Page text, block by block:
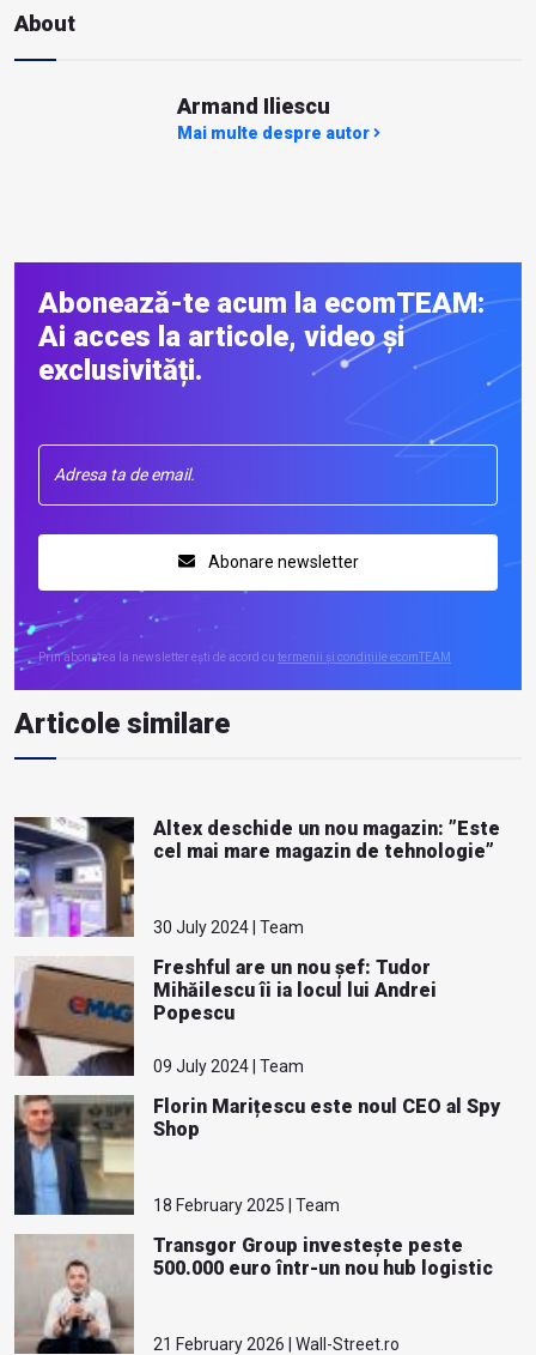
About
Armand Iliescu
Mai multe despre autor
Abonează-te acum la ecomTEAM:
Ai acces la articole, video și
exclusivități.
Abonare newsletter
Prin abonarea la newsletter ești de acord cu termenii și condițiile ecomTEAM
Articole similare
Altex deschide un nou magazin: ”Este
cel mai mare magazin de tehnologie”
30 July 2024 | Team
Freshful are un nou șef: Tudor
Mihăilescu îi ia locul lui Andrei
Popescu
09 July 2024 | Team
Florin Marițescu este noul CEO al Spy
Shop
18 February 2025 | Team
Transgor Group investește peste
500.000 euro într-un nou hub logistic
21 February 2026 | Wall-Street.ro